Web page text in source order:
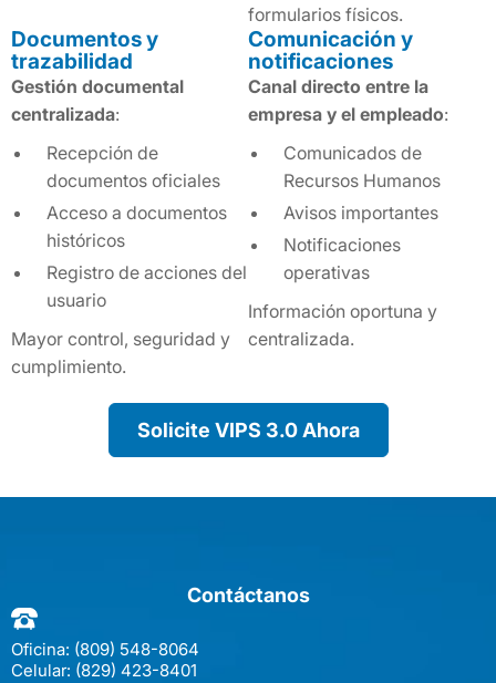
formularios físicos.
Documentos y
trazabilidad
Gestión documental
centralizada:
Recepción de
documentos oficiales
Acceso a documentos
históricos
Registro de acciones del
usuario
Mayor control, seguridad y
cumplimiento.
Comunicación y
notificaciones
Canal directo entre la
empresa y el empleado:
Comunicados de
Recursos Humanos
Avisos importantes
Notificaciones
operativas
Información oportuna y
centralizada.
Solicite VIPS 3.0 Ahora
Contáctanos
Oficina: (809) 548-8064
Celular: (829) 423-8401